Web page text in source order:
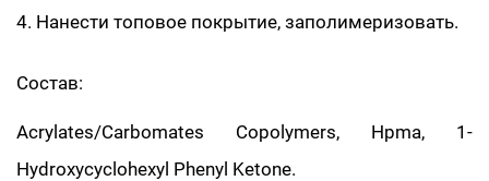
4. Нанести топовое покрытие, заполимеризовать.
Состав:
Acrylates/Carbomates Copolymers, Hpma, 1-
Hydroxycyclohexyl Phenyl Ketone.